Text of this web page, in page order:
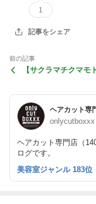
1
記事をシェア
前の記事
【サクラマチクマモ
ヘアカット専
onlycutboxxx
ヘアカット専門店（
ログです。
美容室ジャンル 183位